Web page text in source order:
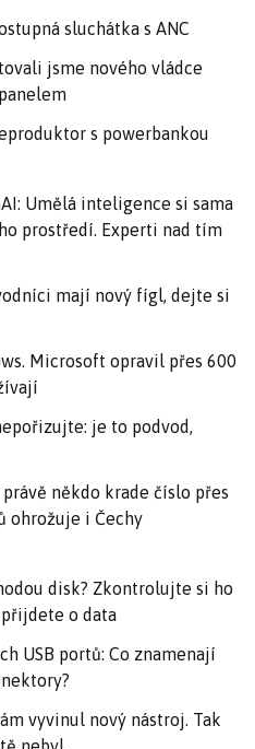
sluchátka s ANC
jsme nového vládce
s powerbankou
Umělá inteligence si sama
prostředí. Experti nad tím
mají nový fígl, dejte si
Microsoft opravil přes 600
je to podvod,
někdo krade číslo přes
ohrožuje i Čechy
disk? Zkontrolujte si ho
o data
USB portů: Co znamenají
vyvinul nový nástroj. Tak